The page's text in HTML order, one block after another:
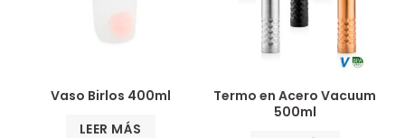
Vaso Birlos 400ml
LEER MÁS
Termo en Acero Vacuum
500ml